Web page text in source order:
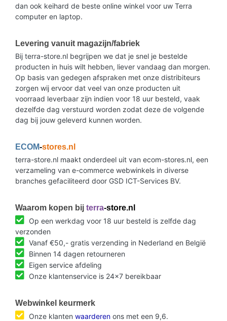
dan ook keihard de beste online winkel voor uw Terra
computer en laptop.
Levering vanuit magazijn/fabriek
Bij terra-store.nl begrijpen we dat je snel je bestelde
producten in huis wilt hebben, liever vandaag dan morgen.
Op basis van gedegen afspraken met onze distribiteurs
zorgen wij ervoor dat veel van onze producten uit
voorraad leverbaar zijn indien voor 18 uur besteld, vaak
dezelfde dag verstuurd worden zodat deze de volgende
dag bij jouw geleverd kunnen worden.
ECOM-stores.nl
terra-store.nl maakt onderdeel uit van ecom-stores.nl, een
verzameling van e-commerce webwinkels in diverse
branches gefaciliteerd door GSD ICT-Services BV.
Waarom kopen bij terra-store.nl
Op een werkdag voor 18 uur besteld is zelfde dag
verzonden
Vanaf €50,- gratis verzending in Nederland en België
Binnen 14 dagen retourneren
Eigen service afdeling
Onze klantenservice is 24x7 bereikbaar
Webwinkel keurmerk
Onze klanten waarderen ons met een 9,6.